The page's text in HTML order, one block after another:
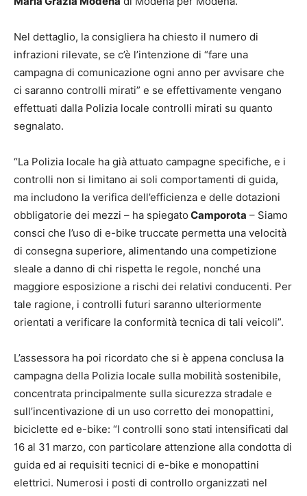
Nel dettaglio, la consigliera ha chiesto il numero di
infrazioni rilevate, se c’è l’intenzione di “fare una
campagna di comunicazione ogni anno per avvisare che
ci saranno controlli mirati” e se effettivamente vengano
effettuati dalla Polizia locale controlli mirati su quanto
segnalato.
“La Polizia locale ha già attuato campagne specifiche, e i
controlli non si limitano ai soli comportamenti di guida,
ma includono la verifica dell’efficienza e delle dotazioni
obbligatorie dei mezzi – ha spiegato Camporota – Siamo
consci che l’uso di e-bike truccate permetta una velocità
di consegna superiore, alimentando una competizione
sleale a danno di chi rispetta le regole, nonché una
maggiore esposizione a rischi dei relativi conducenti. Per
tale ragione, i controlli futuri saranno ulteriormente
orientati a verificare la conformità tecnica di tali veicoli”.
L’assessora ha poi ricordato che si è appena conclusa la
campagna della Polizia locale sulla mobilità sostenibile,
concentrata principalmente sulla sicurezza stradale e
sull’incentivazione di un uso corretto dei monopattini,
biciclette ed e-bike: “I controlli sono stati intensificati dal
16 al 31 marzo, con particolare attenzione alla condotta di
guida ed ai requisiti tecnici di e-bike e monopattini
elettrici. Numerosi i posti di controllo organizzati nel